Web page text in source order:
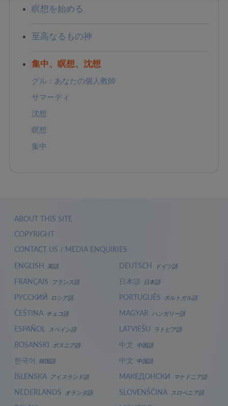
瞑想を始める
至高なるもの神
集中、瞑想、沈想
グル：あなたの個人教師
サマーディ
沈想
瞑想
集中
ABOUT THIS SITE
COPYRIGHT
CONTACT US / MEDIA ENQUIRIES
ENGLISH
英語
FRANÇAIS フランス語
РУССКИЙ ロシア語
ČEŠTINA チェコ語
ESPAÑOL スペイン語
BOSANSKI ボスニア語
한국어 韓国語
ÍSLENSKA アイスランド語
NEDERLANDS オランダ語
DEUTSCH ドイツ語
日本語 日本語
PORTUGUÊS ポルトガル語
MAGYAR ハンガリー語
LATVIEŠU ラトビア語
中文 中国語
中文 中国語
МАКЕДОНСКИ マケドニア語
SLOVENŠČINA スロベニア語